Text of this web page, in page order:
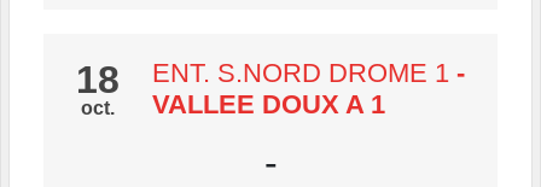
18
oct.
ENT. S.NORD DROME 1 -
VALLEE DOUX A 1
-